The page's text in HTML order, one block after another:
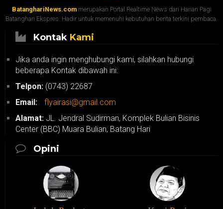
BatanghariNews.commerupakan Portal Realtime News dari Harian Pagi
Batanghari Ekspres. Hadir untuk memenuhi kebutuhan berita terkini pembaca.
Kontak Kami
Jika anda ingin menghubungi kami, silahkan hubungi
beberapa Kontak dibawah ini:
Telpon: (0743) 22687
Email:
flyairasi@gmail.com
Alamat: JL. Jendral Sudirman, Komplek Bulian Bisinis
Center (BBC) Muara Bulian, Batang Hari
Opini